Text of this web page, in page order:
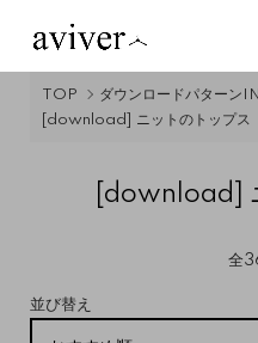
TOP
ダウンロードパターン
[download] ニットのトップス
[download]
全
並び替え